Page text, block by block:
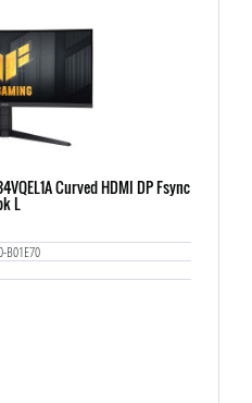
Curved HDMI DP Fsync
L
B01E70